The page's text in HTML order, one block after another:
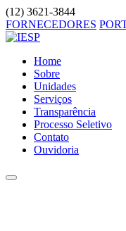
(12) 3621-3844
FORNECEDORES
Home
Sobre
Unidades
Serviços
Transparência
Processo Seletivo
Contato
Ouvidoria